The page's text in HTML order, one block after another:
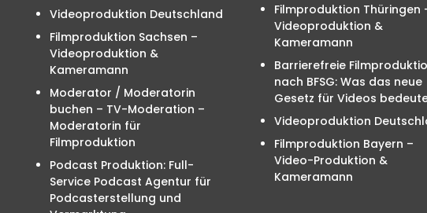
Videoproduktion Deutschland
Filmproduktion Sachsen –
Videoproduktion &
Kameramann
Moderator / Moderatorin
buchen – TV-Moderation –
Moderatorin für
Filmproduktion
Podcast Produktion: Full-
Service Podcast Agentur für
Podcasterstellung und
Filmproduktion Thüringen
Videoproduktion &
Kameramann
Barrierefreie
nach BFSG: Was das neue
Gesetz für Videos
Videoproduktion
Filmproduktion Bayern –
Video-Produktion &
Kameramann